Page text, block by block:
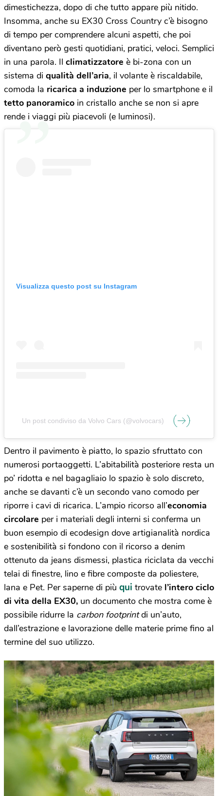
dimestichezza, dopo di che tutto appare più nitido.
Insomma, anche su EX30 Cross Country c’è bisogno
di tempo per comprendere alcuni aspetti, che poi
diventano però gesti quotidiani, pratici, veloci. Semplici
in una parola. Il climatizzatore è bi-zona con un
sistema di qualità dell’aria, il volante è riscaldabile,
comoda la ricarica a induzione per lo smartphone e il
tetto panoramico in cristallo anche se non si apre
rende i viaggi più piacevoli (e luminosi).
Visualizza questo post su Instagram
Un post condiviso da Volvo Cars (@volvocars)
Dentro il pavimento è piatto, lo spazio sfruttato con
numerosi portaoggetti. L’abitabilità posteriore resta un
po’ ridotta e nel bagagliaio lo spazio è solo discreto,
anche se davanti c’è un secondo vano comodo per
riporre i cavi di ricarica. L’ampio ricorso all’economia
circolare per i materiali degli interni si conferma un
buon esempio di ecodesign dove artigianalità nordica
e sostenibilità si fondono con il ricorso a denim
ottenuto da jeans dismessi, plastica riciclata da vecchi
telai di finestre, lino e fibre composte da poliestere,
lana e Pet. Per saperne di più qui trovate l’intero ciclo
di vita della EX30, un documento che mostra come è
possibile ridurre la carbon footprintdi un’auto,
dall’estrazione e lavorazione delle materie prime fino al
termine del suo utilizzo.